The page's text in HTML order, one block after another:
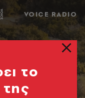
VOICE RADIO
το